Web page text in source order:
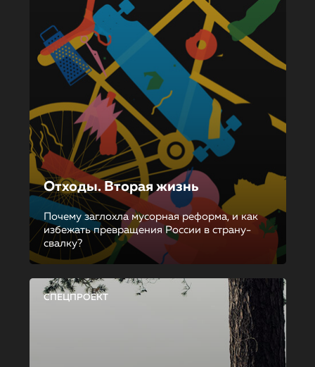
Отходы. Вторая жизнь
Почему заглохла мусорная реформа, и как
избежать превращения России в страну-
свалку?
СПЕЦПРОЕКТ